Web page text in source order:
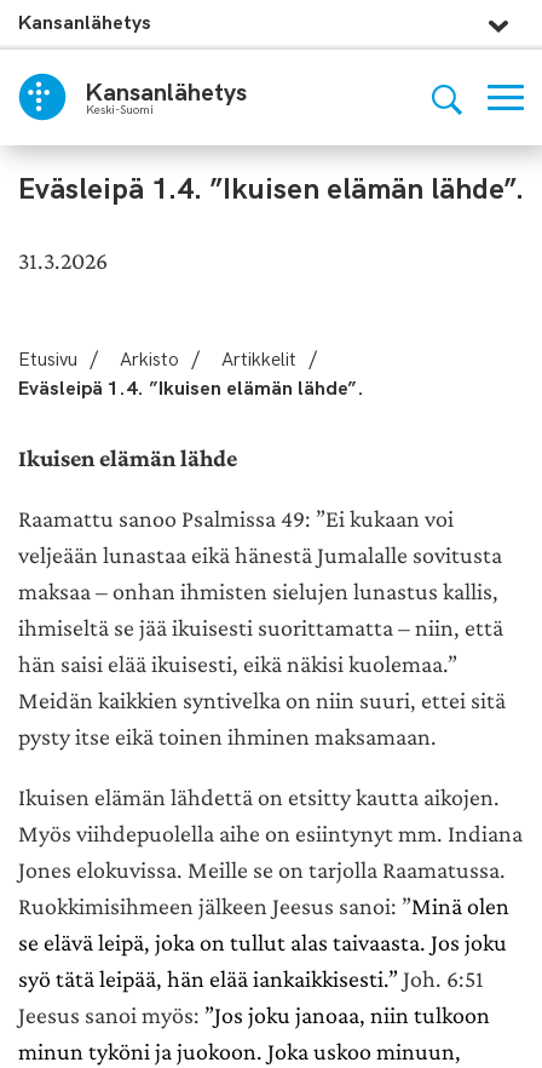
Kansanlähetys
Keski-Suomi
Kansanlähetys
Eväsleipä 1.4. ”Ikuisen elämän lähde”.
31.3.2026
Etusivu / Arkisto / Artikkelit /
Eväsleipä 1.4. ”Ikuisen elämän lähde”.
Ikuisen elämän lähde
Raamattu sanoo Psalmissa 49: ”Ei kukaan voi
veljeään lunastaa eikä hänestä Jumalalle sovitusta
maksaa – onhan ihmisten sielujen lunastus kallis,
ihmiseltä se jää ikuisesti suorittamatta – niin, että
hän saisi elää ikuisesti, eikä näkisi kuolemaa.”
Meidän kaikkien syntivelka on niin suuri, ettei sitä
pysty itse eikä toinen ihminen maksamaan.
Ikuisen elämän lähdettä on etsitty kautta aikojen.
Myös viihdepuolella aihe on esiintynyt mm. Indiana
Jones elokuvissa. Meille se on tarjolla Raamatussa.
Ruokkimisihmeen jälkeen Jeesus sanoi: ”Minä olen
se elävä leipä, joka on tullut alas taivaasta. Jos joku
syö tätä leipää, hän elää iankaikkisesti.” Joh. 6:51
Jeesus sanoi myös: ”Jos joku janoaa, niin tulkoon
minun tyköni ja juokoon. Joka uskoo minuun,